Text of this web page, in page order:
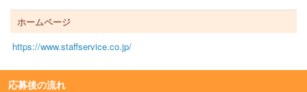
ホームページ
https://www.staffservice.co.jp/
応募後の流れ